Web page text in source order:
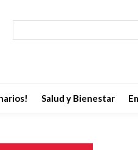
Salud y Bienestar